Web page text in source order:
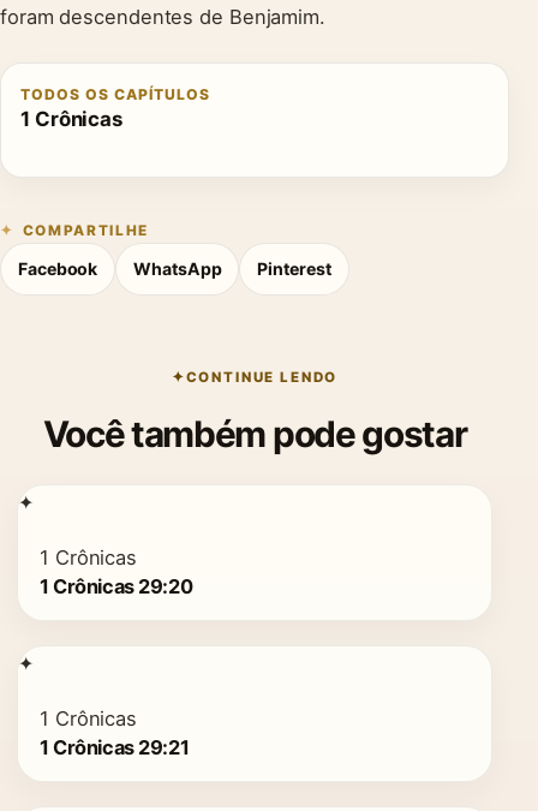
foram descendentes de Benjamim.
TODOS OS CAPÍTULOS
1 Crônicas
COMPARTILHE
Facebook WhatsApp Pinterest
CONTINUE LENDO
Você também pode gostar
✦
1 Crônicas
1 Crônicas 29:20
✦
1 Crônicas
1 Crônicas 29:21